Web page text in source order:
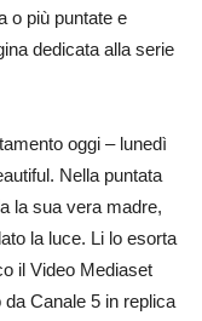
o più puntate e
dedicata alla serie
oggi – lunedì
Nella puntata
la sua vera madre,
la luce. Li lo esorta
il Video Mediaset
da Canale 5 in replica